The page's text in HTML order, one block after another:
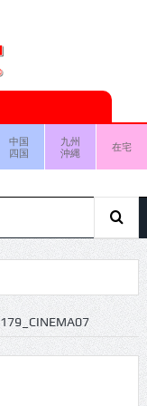
中国
四国
九州
沖縄
在宅
179_CINEMA07